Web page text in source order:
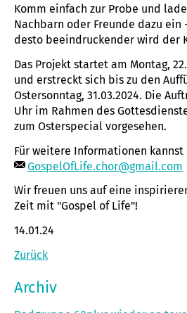
Komm einfach zur Probe und
Nachbarn oder Freunde dazu ein
desto beeindruckender wird der
Das Projekt startet am Montag,
und erstreckt sich bis zu den
Ostersonntag, 31.03.2024. Die
Uhr im Rahmen des
zum Osterspecial vorgesehen.
Für weitere Informationen kannst
GospelOfLife.chor@gmail.com
Wir freuen uns auf eine
Zeit mit "Gospel of Life"!
14.01.24
Zurück
Archiv